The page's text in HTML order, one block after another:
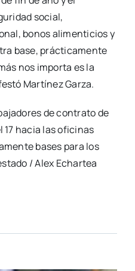
social,
bonos alimenticios y
base, prácticamente
nos importa es la
Martínez Garza.
de contrato de
17 hacia las oficinas
bases para los
/ Alex Echartea